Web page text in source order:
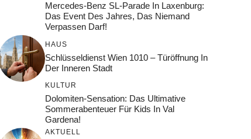
Mercedes-Benz SL-Parade In Laxenburg:
Das Event Des Jahres, Das Niemand
Verpassen Darf!
HAUS
Schlüsseldienst Wien 1010 – Türöffnung In
Der Inneren Stadt
KULTUR
Dolomiten-Sensation: Das Ultimative
Sommerabenteuer Für Kids In Val
Gardena!
AKTUELL